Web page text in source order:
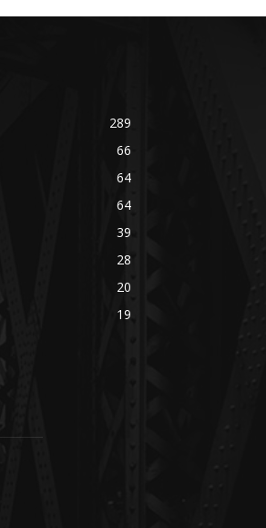
289
66
64
64
39
28
20
19